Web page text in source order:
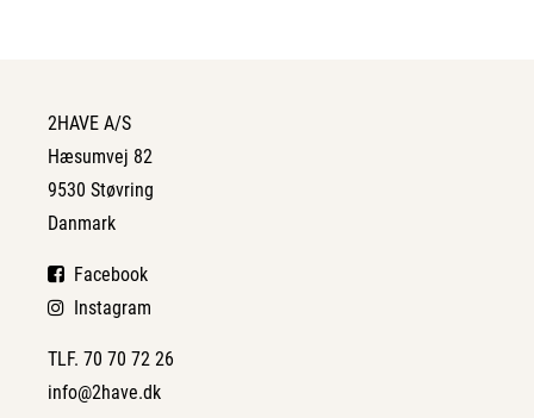
2HAVE A/S
Hæsumvej 82
9530 Støvring
Danmark
Facebook
Instagram
TLF. 70 70 72 26
info@2have.dk